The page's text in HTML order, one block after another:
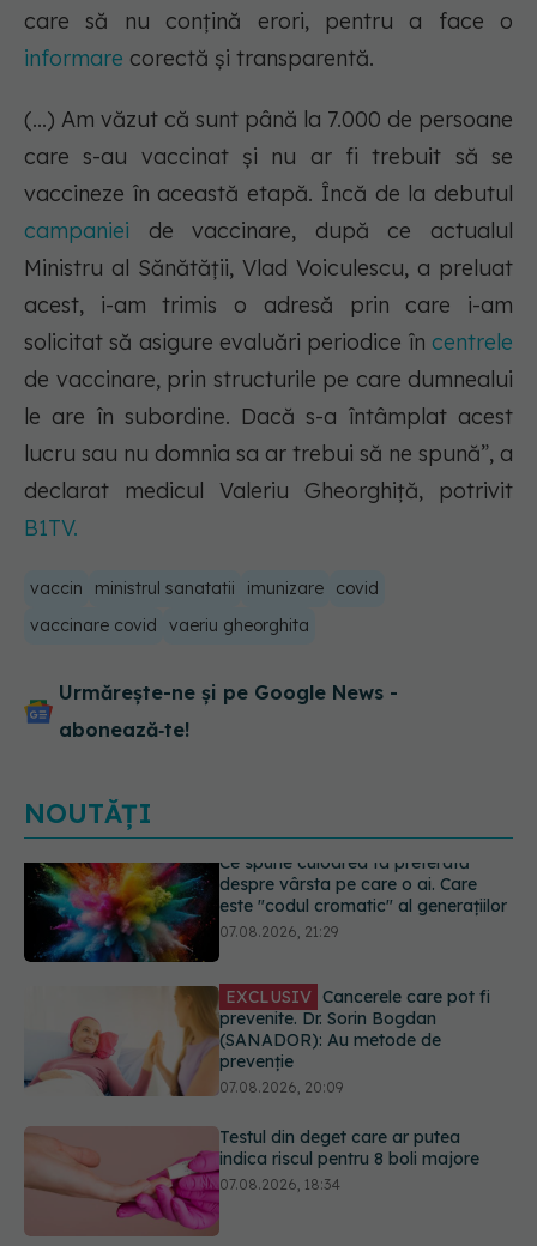
care să nu conțină erori, pentru a face o
informare corectă și transparentă.
(...) Am văzut că sunt până la 7.000 de persoane
care s-au vaccinat și nu ar fi trebuit să se
vaccineze în această etapă. Încă de la debutul
campaniei de vaccinare, după ce actualul
Ministru al Sănătății, Vlad Voiculescu, a preluat
acest, i-am trimis o adresă prin care i-am
solicitat să asigure evaluări periodice în centrele
de vaccinare, prin structurile pe care dumnealui
le are în subordine. Dacă s-a întâmplat acest
lucru sau nu domnia sa ar trebui să ne spună”, a
declarat medicul Valeriu Gheorghiță, potrivit
B1TV.
vaccin ministrul sanatatii imunizare
covid
vaccinare covid
vaeriu gheorghita
Urmărește-ne și pe Google News -
abonează‑te!
NOUTĂȚI
EXCLUSIV Cancerele care pot fi
prevenite. Dr. Sorin Bogdan
(SANADOR): Au metode de
07.08.2026, 20:09
Testul din deget care ar putea
indica riscul pentru 8 boli majore
07.08.2026, 18:34
Dieta care poate crește brusc
colesterolul. Cine este mai expus